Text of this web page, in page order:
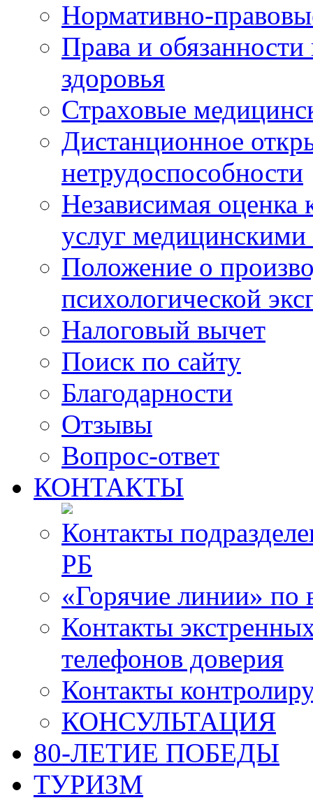
Нормативно-
Права и
здоровья
Страховые
Дистанционное
нетрудоспособности
Независимая оценка
услуг
Положение о
психологической
Налоговый вычет
Поиск по сайту
Благодарности
Отзывы
Вопрос-ответ
КОНТАКТЫ
Контакты
РБ
«Горячие линии» по
Контакты
телефонов доверия
Контакты
КОНСУЛЬТАЦИЯ
80-ЛЕТИЕ ПОБЕДЫ
ТУРИЗМ